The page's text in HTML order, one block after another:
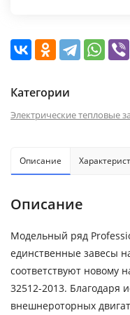
Категории
Электрические тепловые
Описание
Описание
Модельный ряд
единственные завесы
соответствуют новому
32512-2013. Благодаря
внешнероторных